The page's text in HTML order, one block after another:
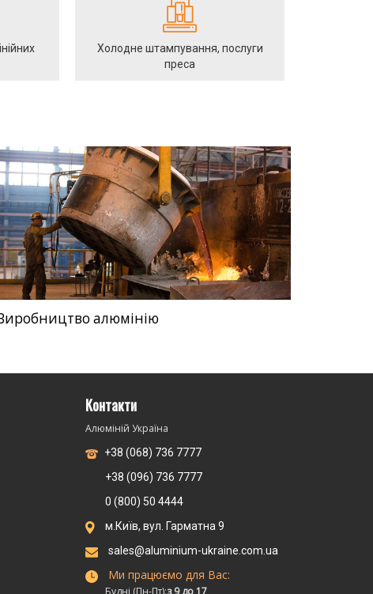
Холодне штампування, послуги
преса
алюмінію
Контакти
Алюміній Україна
+38 (068) 736 7777
+38 (096) 736 7777
0 (800) 50 4444
м.Київ, вул. Гарматна 9
sales@aluminium-ukraine.com.ua
Ми працюємо для Вас: